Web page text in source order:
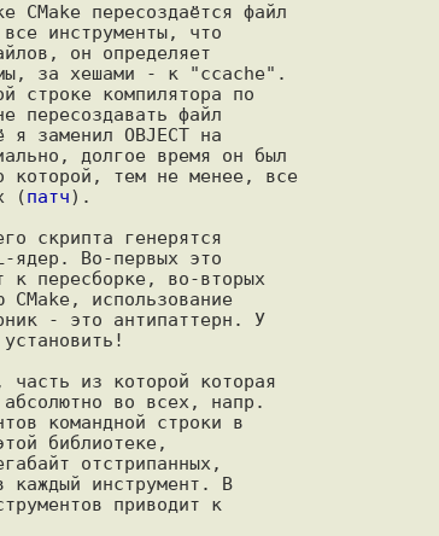
CMake пересоздаётся файл
инструменты, что
он определяет
за хешами - к "ccache".
строке компилятора по
пересоздавать файл
заменил OBJECT на
долгое время он был
о которой, тем не менее, все
(патч).
скрипта генерятся
ядер. Во-первых это
к пересборке, во-вторых
использование
- это антипаттерн. У
из которой которая
во всех, напр.
командной строки в
библиотеке,
отстрипанных,
каждый инструмент. В
приводит к